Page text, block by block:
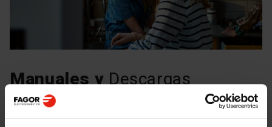
Manuales yDescargas
Etiqueta energética